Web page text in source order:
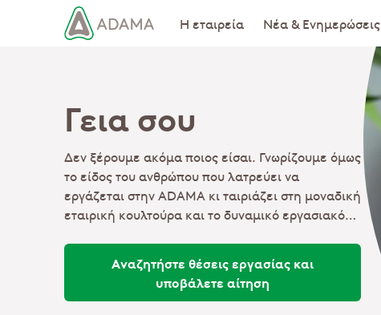
Main navigation
Η εταιρεία Νέα & Ενημερώσεις
Γεια σου
Δεν ξέρουμε ακόμα ποιος είσαι. Γνωρίζουμε όμως
το είδος του ανθρώπου που λατρεύει να
εργάζεται στην ADAMA κι ταιριάζει στη μοναδική
εταιρική κουλτούρα και το δυναμικό εργασιακό
Αναζητήστε θέσεις εργασίας και
υποβάλετε αίτηση